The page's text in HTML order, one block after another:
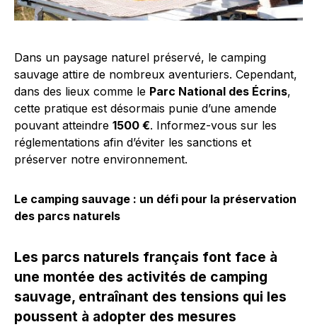
Dans un paysage naturel préservé, le camping
sauvage attire de nombreux aventuriers. Cependant,
dans des lieux comme le Parc National des Écrins,
cette pratique est désormais punie d’une amende
pouvant atteindre 1500 €. Informez-vous sur les
réglementations afin d’éviter les sanctions et
préserver notre environnement.
Le camping sauvage : un défi pour la préservation
des parcs naturels
Les parcs naturels français font face à
une montée des activités de camping
sauvage, entraînant des tensions qui les
poussent à adopter des mesures